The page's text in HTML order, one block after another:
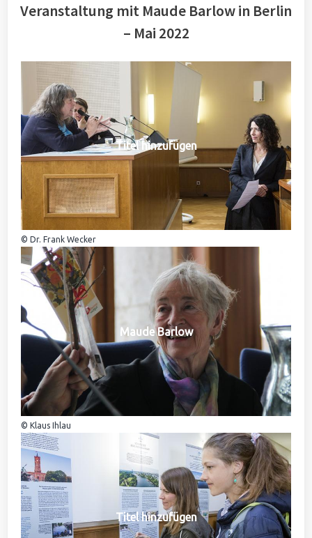
Veranstaltung mit Maude Barlow in Berlin
– Mai 2022
Titel hinzufügen
© Dr. Frank Wecker
Maude Barlow
© Klaus Ihlau
Titel hinzufügen